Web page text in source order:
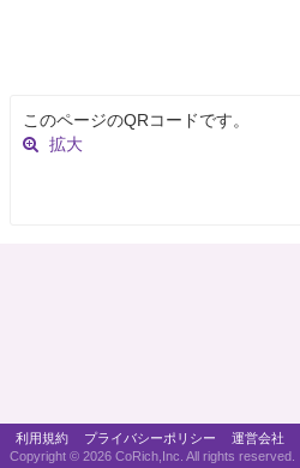
このページのQRコードです。
拡大
利用規約 プライバシーポリシー 運営会社
Copyright © 2026 CoRich,Inc. All rights reserved.